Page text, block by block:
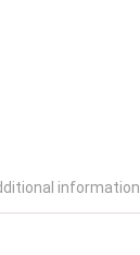
information